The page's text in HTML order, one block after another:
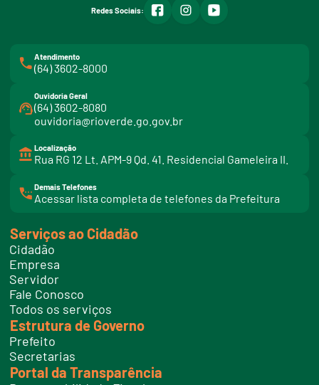
Redes Sociais: facebookinstagramyoutube
Atendimento
(64) 3602-8000
Ouvidoria Geral
(64) 3602-8080
ouvidoria@rioverde.go.gov.br
Localização
Rua RG 12 Lt. APM-9 Qd. 41. Residencial Gameleira II.
Demais Telefones
Acessar lista completa de telefones da Prefeitura
i
t
e
l
f
o
e
s
Serviços ao Cidadão
Cidadão
Empresa
Servidor
Fale Conosco
Todos os serviços
Estrutura de Governo
Prefeito
Secretarias
Portal da Transparência